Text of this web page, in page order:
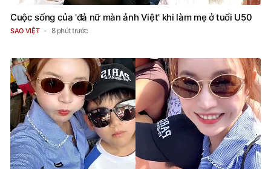
Cuộc sống của 'đả nữ màn ảnh Việt' khi làm mẹ ở tuổi U50
SAO VIỆT 8 phút trước